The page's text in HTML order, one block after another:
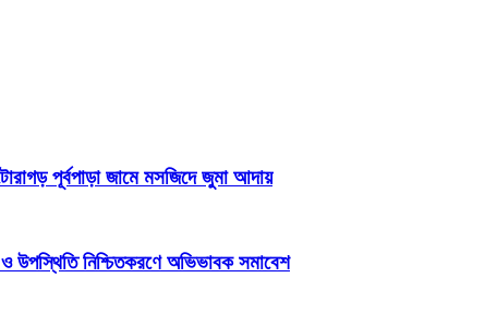
পূর্বপাড়া জামে মসজিদে জুমা আদায়
ও উপস্থিতি নিশ্চিতকরণে অভিভাবক সমাবেশ